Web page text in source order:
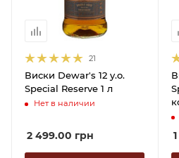
21
Виски Dewar's 12 y.o.
Special Reserve 1 л
Нет в наличии
2 499.00 грн